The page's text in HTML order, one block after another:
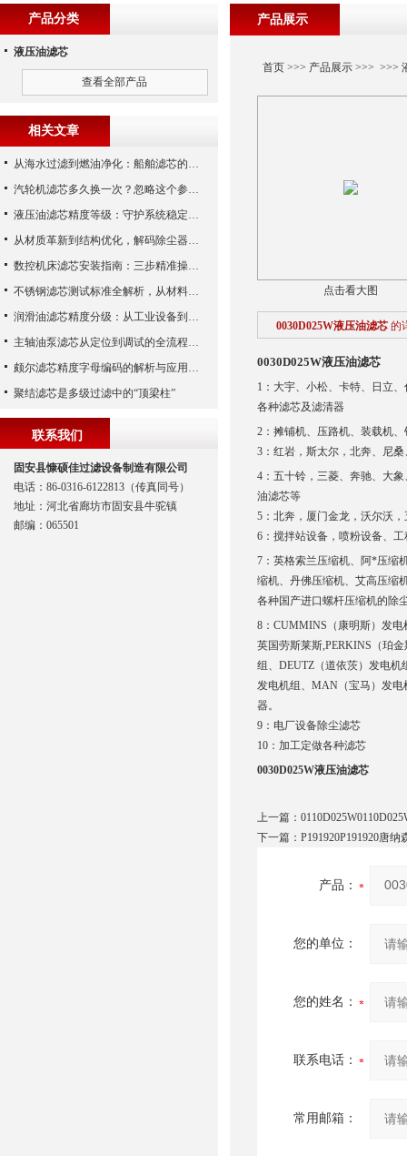
产品展示
首页>>> 产品展示>>> >>>
点击看大图
0030D025W液压油滤芯 的
0030D025W液压油滤芯
1：大宇、小松、卡特、日立
各种滤芯及滤清器
2：摊铺机、压路机、装载机
3：红岩，斯太尔，北奔、尼
4：五十铃，三菱、奔驰、大
油滤芯等
5：北奔，厦门金龙，沃尔沃
6：搅拌站设备，喷粉设备、
7：英格索兰压缩机、阿*压缩
缩机、丹佛压缩机、艾高压缩
各种国产进口螺杆压缩机的除
8：CUMMINS（康明斯）发
英国劳斯莱斯,PERKINS（珀
组、DEUTZ（道依茨）发电
发电机组、MAN（宝马）发电
器。
9：电厂设备除尘滤芯
10：加工定做各种滤芯
0030D025W液压油滤芯
上一篇：
下一篇： P191920P191920唐纳
产品：
您的单位：
您的姓名：
联系电话：
常用邮箱：
产品分类
液压油滤芯
查看全部产品
相关文章
从海水过滤到燃油净化：船舶滤芯的多场景应用解析
汽轮机滤芯多久换一次？忽略这个参数，机组非停损失可能上百万！
液压油滤芯精度等级：守护系统稳定与寿命的“微米标尺”
从材质革新到结构优化，解码除尘器滤芯性能跃升的核心逻辑
数控机床滤芯安装指南：三步精准操作，杜绝设备“亚健康”
不锈钢滤芯测试标准全解析，从材料性能到应用场景的严苛验证
润滑油滤芯精度分级：从工业设备到精密系统的过滤密码
主轴油泵滤芯从定位到调试的全流程解析
颇尔滤芯精度字母编码的解析与应用指南
聚结滤芯是多级过滤中的“顶梁柱”
联系我们
固安县慷硕佳过滤设备制造有限公司
电话：86-0316-6122813（传真同号）
地址：河北省廊坊市固安县牛驼镇
邮编：065501